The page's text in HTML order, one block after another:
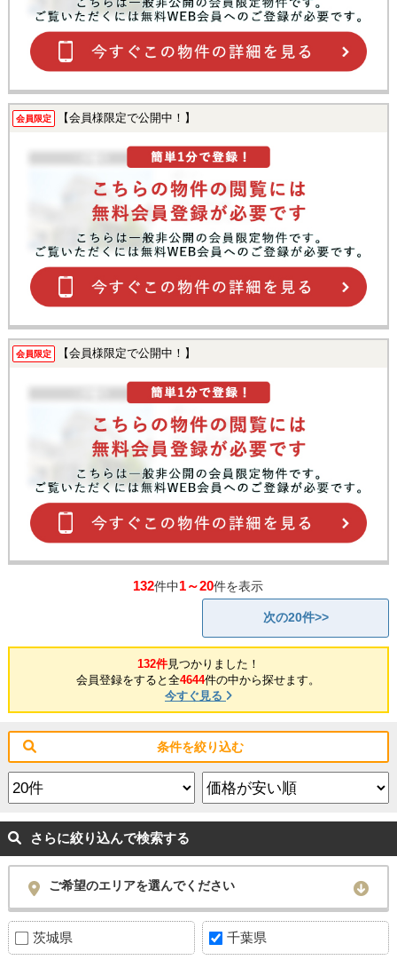
会員限定 【会員様限定で公開中！】
会員限定 【会員様限定で公開中！】
132件中1～20件を表示
次の20件>>
132件見つかりました！
会員登録をすると全4644件の中から探せます。
今すぐ見る
条件を絞り込む
さらに絞り込んで検索する
ご希望のエリアを選んでください
茨城県 千葉県